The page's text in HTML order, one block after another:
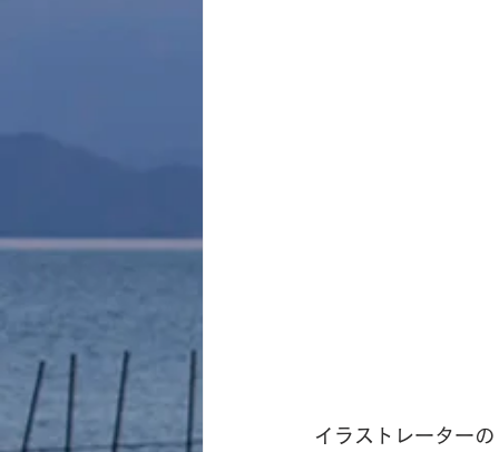
イラストレーター